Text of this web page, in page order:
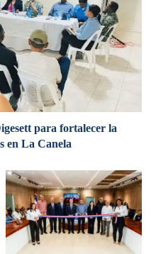
para fortalecer la
en La Canela